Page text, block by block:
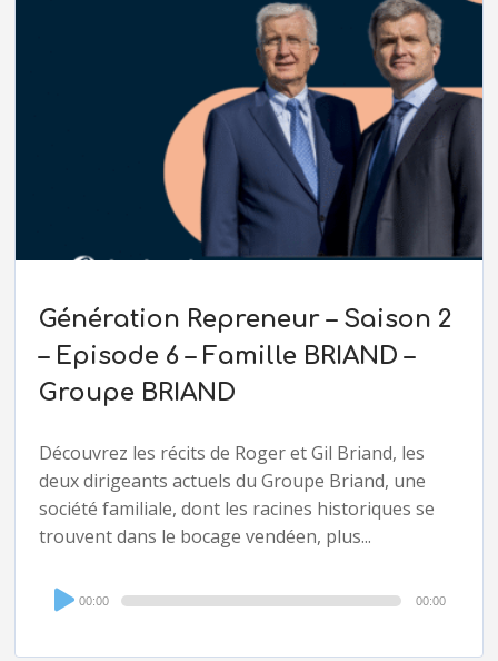
Génération Repreneur – Saison 2
– Episode 6 – Famille BRIAND –
Groupe BRIAND
Découvrez les récits de Roger et Gil Briand, les
deux dirigeants actuels du Groupe Briand, une
société familiale, dont les racines historiques se
trouvent dans le bocage vendéen, plus...
Audio
Player
00:00 00:00